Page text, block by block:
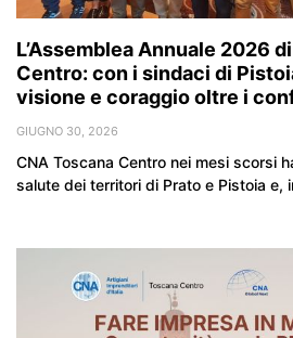
L’Assemblea Annuale 2026
Centro: con i sindaci di
visione e coraggio oltre i
GIUGNO 30, 2026
CNA Toscana Centro nei mesi scorsi
salute dei territori di Prato e Pistoia e,